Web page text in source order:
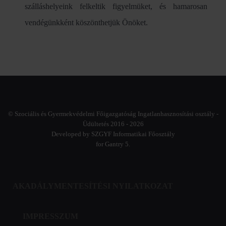
szálláshelyeink felkeltik figyelmüket, és hamarosan
vendégünkként köszönthetjük Önöket.
© Szociális és Gyermekvédelmi Főigazgatóság Ingatlanhasznosítási osztály -
Üdültetés 2016 - 2026
Developed by SZGYF Informatikai Főosztály
for Gantry 5.